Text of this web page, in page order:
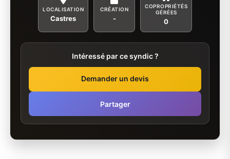
LOCALISATION
Castres
CRÉATION
-
COPROPRIÉTÉS
GÉRÉES
0
Intéressé par ce syndic ?
Demander un devis
Partager